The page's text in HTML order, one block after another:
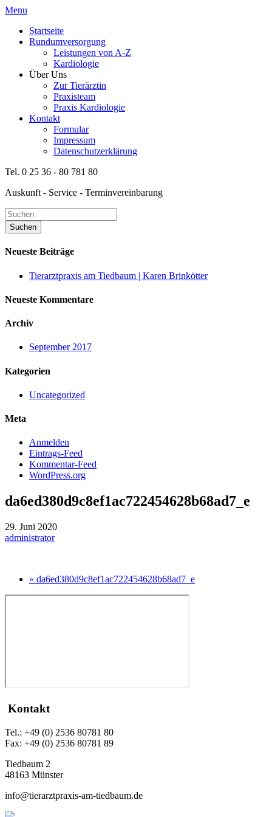
Menu
Startseite
Rundumversorgung
Leistungen von A-Z
Kardiologie
Über Uns
Zur Tierärztin
Praxisteam
Praxis Kardiologie
Kontakt
Formular
Impressum
Datenschutzerklärung
Tel. 0 25 36 - 80 781 80
Auskunft - Service - Terminvereinbarung
Neueste Beiträge
Tierarztpraxis am Tiedbaum | Karen Brinkötter
Neueste Kommentare
Archiv
September 2017
Kategorien
Uncategorized
Meta
Anmelden
Eintrags-Feed
Kommentar-Feed
WordPress.org
da6ed380d9c8ef1ac722454628b68ad7_e
29. Juni 2020
administrator
« da6ed380d9c8ef1ac722454628b68ad7_e
Kontakt
Tel.: +49 (0) 2536 80781 80
Fax: +49 (0) 2536 80781 89
Tiedbaum 2
48163 Münster
info@tierarztpraxis-am-tiedbaum.de